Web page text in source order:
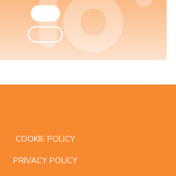
COOKIE POLICY
PRIVACY POLICY